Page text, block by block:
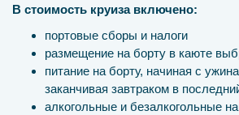
В стоимость круиза включено:
портовые сборы и налоги
размещение на борту в каюте
питание на борту, начиная с
заканчивая завтраком в
алкогольные и безалкогольные